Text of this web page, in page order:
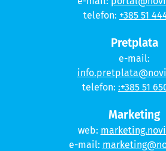
telefon: +385 51
Pretplata
e-mail:
telefon: :+385 51
Marketing
web:
e-mail: